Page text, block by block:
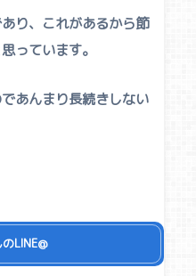
り、これがあるから節
っています。
あんまり長続きしない
LINE@